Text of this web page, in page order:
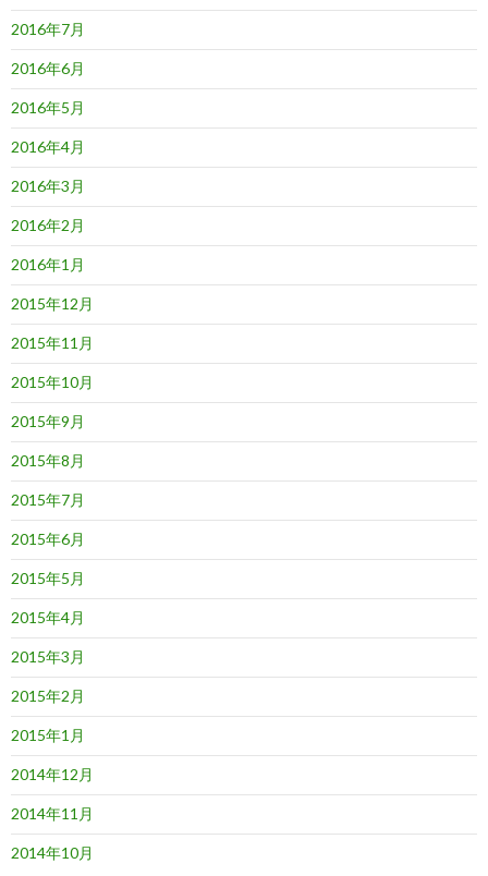
2016年7月
2016年6月
2016年5月
2016年4月
2016年3月
2016年2月
2016年1月
2015年12月
2015年11月
2015年10月
2015年9月
2015年8月
2015年7月
2015年6月
2015年5月
2015年4月
2015年3月
2015年2月
2015年1月
2014年12月
2014年11月
2014年10月